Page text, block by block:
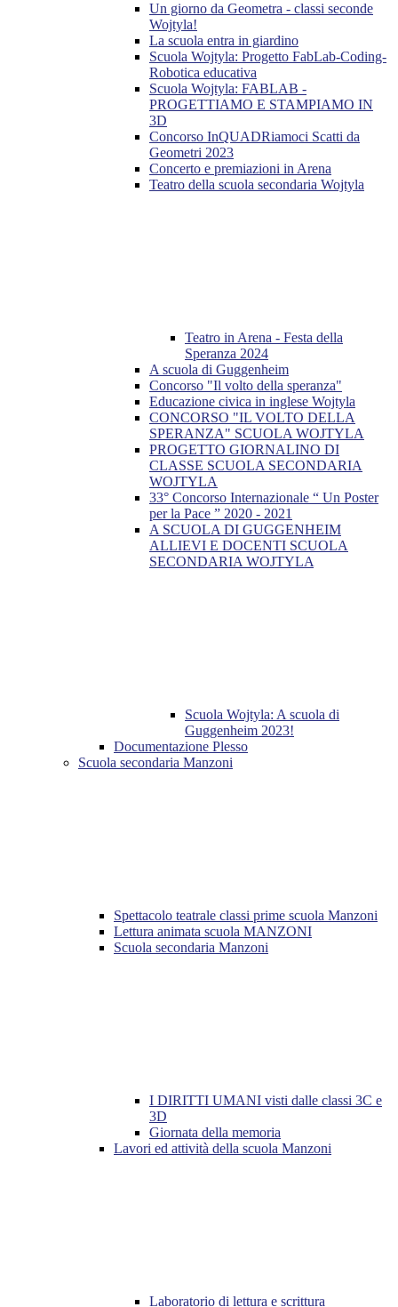
Un giorno da Geometra - classi seconde
Wojtyla!
La scuola entra in giardino
Scuola Wojtyla: Progetto FabLab-Coding-
Robotica educativa
Scuola Wojtyla: FABLAB -
PROGETTIAMO E STAMPIAMO IN
3D
Concorso InQUADRiamoci Scatti da
Geometri 2023
Concerto e premiazioni in Arena
Teatro della scuola secondaria Wojtyla
Teatro in Arena - Festa della
Speranza 2024
A scuola di Guggenheim
Concorso "Il volto della speranza"
Educazione civica in inglese Wojtyla
CONCORSO "IL VOLTO DELLA
SPERANZA" SCUOLA WOJTYLA
PROGETTO GIORNALINO DI
CLASSE SCUOLA SECONDARIA
WOJTYLA
33° Concorso Internazionale “ Un Poster
per la Pace ” 2020 - 2021
A SCUOLA DI GUGGENHEIM
ALLIEVI E DOCENTI SCUOLA
SECONDARIA WOJTYLA
Scuola Wojtyla: A scuola di
Guggenheim 2023!
Documentazione Plesso
Scuola secondaria Manzoni
Spettacolo teatrale classi prime scuola Manzoni
Lettura animata scuola MANZONI
Scuola secondaria Manzoni
I DIRITTI UMANI visti dalle classi 3C e
3D
Giornata della memoria
Lavori ed attività della scuola Manzoni
Laboratorio di lettura e scrittura